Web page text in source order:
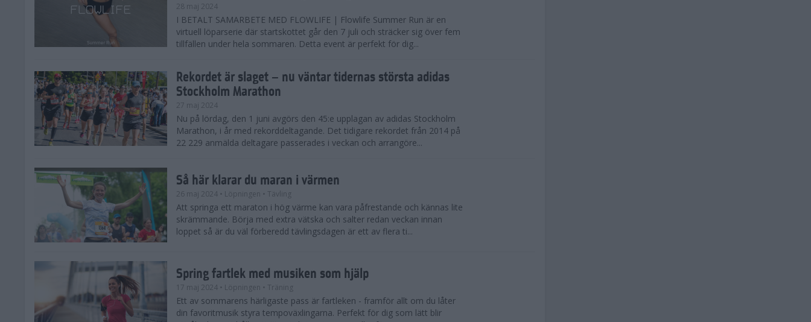
28 maj 2024
I BETALT SAMARBETE MED FLOWLIFE | Flowlife Summer Run är en
virtuell löparserie där startskottet går den 7 juli och sträcker sig över fem
tillfällen under hela sommaren. Detta event är perfekt för dig...
Rekordet är slaget – nu väntar tidernas största adidas
Stockholm Marathon
27 maj 2024
Nu på lördag, den 1 juni avgörs den 45:e upplagan av adidas Stockholm
Marathon, i år med rekorddeltagande. Det tidigare rekordet från 2014 på
22 229 anmälda deltagare passerades i veckan och arrangöre...
Så här klarar du maran i värmen
26 maj 2024 • Löpningen • Tävling
Att springa ett maraton i hög värme kan vara påfrestande och kännas lite
skrämmande. Börja med extra vätska och salter redan veckan innan
loppet så är du väl förberedd tävlingsdagen är ett av flera ti...
Spring fartlek med musiken som hjälp
17 maj 2024 • Löpningen • Träning
Ett av sommarens härligaste pass är fartleken - framför allt om du låter
din favoritmusik styra tempoväxlingarna. Perfekt för dig som lätt blir